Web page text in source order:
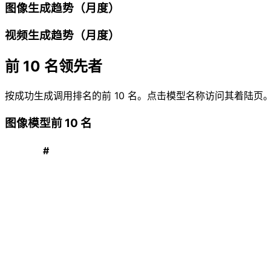
图像生成趋势（月度）
视频生成趋势（月度）
前 10 名领先者
按成功生成调用排名的前 10 名。点击模型名称访问其着陆页
图像模型前 10 名
#